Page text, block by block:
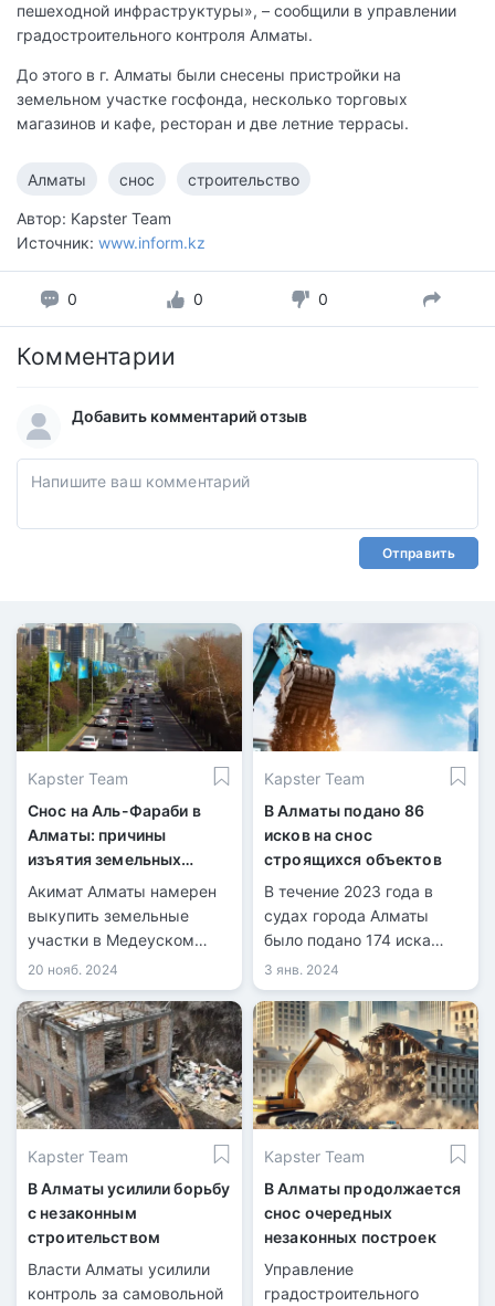
пешеходной инфраструктуры», – сообщили в управлении
градостроительного контроля Алматы.
До этого в г. Алматы были снесены пристройки на
земельном участке госфонда, несколько торговых
магазинов и кафе, ресторан и две летние террасы.
Алматы снос строительство
Автор: Kapster Team
Источник: www.inform.kz
0 0 0
Комментарии
Добавить комментарий отзыв
Отправить
Kapster Team
Снос на Аль-Фараби в
Алматы: причины
изъятия земельных
участков
Акимат Алматы намерен
выкупить земельные
участки в Медеуском
районе для строительства
конгресс-холла на пр.
Аль-Фараби.
20 нояб. 2024
Kapster Team
В Алматы подано 86
исков на снос
строящихся объектов
В течение 2023 года в
судах города Алматы
было подано 174 иска
против застройщиков и
подрядчиков по поводу
нарушений строительных
норм. Из них 86 исков
содержат требования о
полном или частичном
сносе сооружений.
3 янв. 2024
Kapster Team
В Алматы усилили борьбу
с незаконным
строительством
Власти Алматы усилили
контроль за самовольной
Kapster Team
В Алматы продолжается
снос очередных
незаконных построек
Управление
градостроительного